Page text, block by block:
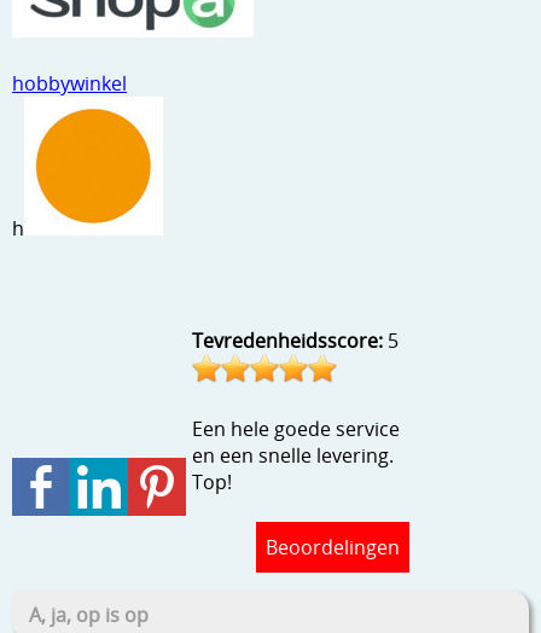
Speciaal papier
Stempels en zo
Template, mask, stencils, grids
Wat nog, een creatief kijkje
hobbywinkel
h
Tevredenheidsscore: 5
Een hele goede service
en een snelle levering.
Top!
Beoordelingen
A, ja, op is op